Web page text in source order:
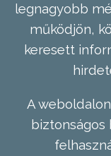
legnagyobb
működjön,
keresett
A